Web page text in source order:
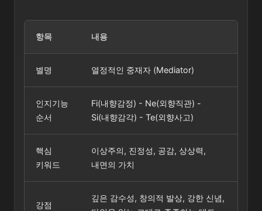
항목 내용
별명 열정적인 중재자 (Mediator)
인지기능
순서
Fi(내향감정) - Ne(외향직관) -
Si(내향감각) - Te(외향사고)
핵심
키워드
이상주의, 진정성, 공감, 상상력,
내면의 가치
강점
깊은 감수성, 창의적 발상, 강한 신념,